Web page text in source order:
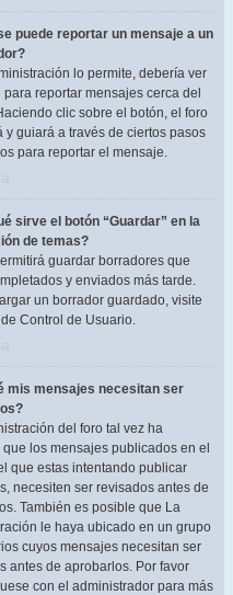
puede reportar un mensaje a un
lo permite, debería ver
para reportar mensajes cerca del
clic sobre el botón, el foro
y guiará a través de ciertos pasos
para reportar el mensaje.
sirve el botón “Guardar” en la
de temas?
guardar borradores que
y enviados más tarde.
un borrador guardado, visite
Control de Usuario.
mis mensajes necesitan ser
del foro tal vez ha
los mensajes publicados en el
que estas intentando publicar
necesiten ser revisados antes de
También es posible que La
le haya ubicado en un grupo
cuyos mensajes necesitan ser
antes de aprobarlos. Por favor
con el administrador para más